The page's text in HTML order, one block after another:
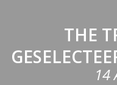
THE
14